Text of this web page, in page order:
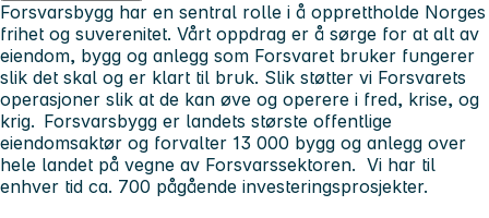
Forsvarsbygg har en sentral rolle i å opprettholde Norges
frihet og suverenitet. Vårt oppdrag er å sørge for at alt av
eiendom, bygg og anlegg som Forsvaret bruker fungerer
slik det skal og er klart til bruk. Slik støtter vi Forsvarets
operasjoner slik at de kan øve og operere i fred, krise, og
krig. Forsvarsbygg er landets største offentlige
eiendomsaktør og forvalter 13 000 bygg og anlegg over
hele landet på vegne av Forsvarssektoren. Vi har til
enhver tid ca. 700 pågående investeringsprosjekter.